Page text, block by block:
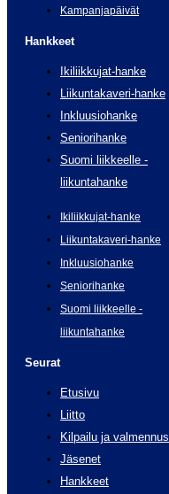
Kampanjapäivät
Hankkeet
Ikiliikkujat-hanke
Liikuntakaveri-hanke
Inkluusiohanke
Seniorihanke
Suomi liikkeelle -
liikuntahanke
Ikiliikkujat-hanke
Liikuntakaveri-hanke
Inkluusiohanke
Seniorihanke
Suomi liikkeelle -
liikuntahanke
Seurat
Etusivu
Liitto
Kilpailu ja valmennus
Jäsenet
Hankkeet